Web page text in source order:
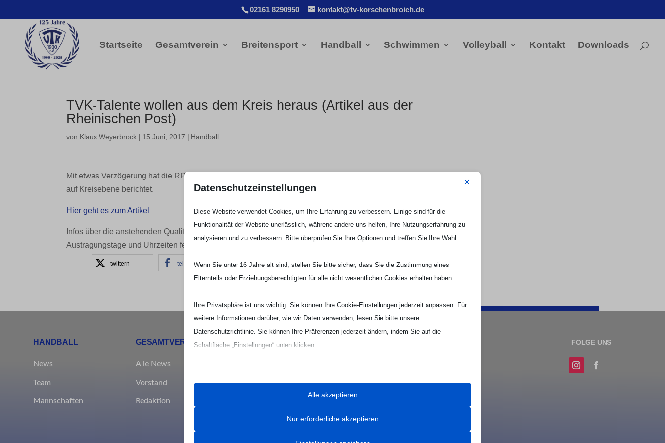
02161 8290950 kontakt@tv-korschenbroich.de
Startseite Gesamtverein Breitensport Handball Schwimmen Volleyball Kontakt Downloads
TVK-Talente wollen aus dem Kreis heraus (Artikel aus der
Rheinischen Post)
von Klaus Weyerbrock | 15.Juni, 2017 | Handball
Mit etwas Verzögerung hat die RP heute über das Abschneiden der TVK-Jugendteams in der Qualifikation
auf Kreisebene berichtet.
Hier geht es zum Artikel
Infos über die anstehenden Qualifikationsturniere auf HVN-Ebene am 24./25. Juni folgen in Kürze (wenn die
Austragungstage und Uhrzeiten feststehen).
twittern teilen teilen RSS-feed teilen
HANDBALL
News
Team
Mannschaften
GESAMTVEREIN
Alle News
Vorstand
Redaktion
ABTEILUNGEN
Schwimmen Impressum
Datenschutzeinstellungen ×
Diese Website verwendet Cookies, um Ihre Erfahrung zu verbessern. Einige sind für die
Funktionalität der Website unerlässlich, während andere uns helfen, Ihre Nutzungserfahrung zu
analysieren und zu verbessern. Bitte überprüfen Sie Ihre Optionen und treffen Sie Ihre Wahl.
Wenn Sie unter 16 Jahre alt sind, stellen Sie bitte sicher, dass Sie die Zustimmung eines
Elternteils oder Erziehungsberechtigten für alle nicht wesentlichen Cookies erhalten haben.
Ihre Privatsphäre ist uns wichtig. Sie können Ihre Cookie-Einstellungen jederzeit anpassen. Für
weitere Informationen darüber, wie wir Daten verwenden, lesen Sie bitte unsere
Datenschutzrichtlinie. Sie können Ihre Präferenzen jederzeit ändern, indem Sie auf die
Schaltfläche „Einstellungen“ unten klicken.
und die von uns angebotenen Dienste beeinträchtigen kann.
ordnungsgemäße Funktionieren der Website erforderlich. Diese Cookies und Dienste erfordern
Alle akzeptieren
Nur erforderliche akzeptieren